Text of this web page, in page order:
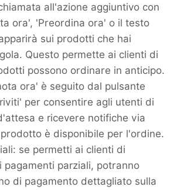
all'azione aggiuntivo con
ora', 'Preordina ora' o il testo
sui prodotti che hai
Questo permette ai clienti di
possono ordinare in anticipo.
ora' è seguito dal pulsante
per consentire agli utenti di
e ricevere notifiche via
è disponibile per l'ordine.
se permetti ai clienti di
pagamenti parziali, potranno
di pagamento dettagliato sulla